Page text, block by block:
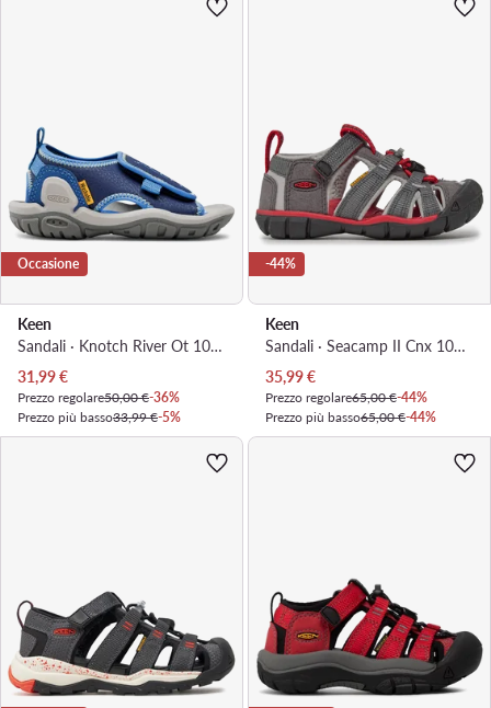
Occasione
Keen
Sandali · Knotch River Ot 1026170 · Blu
Prezzo attuale
31,99€
Prezzo regolare50,00 €-36%
Prezzo più basso33,99 €-5%
-44%
Keen
Sandali · Seacamp II Cnx 1022970 · Grigio
Prezzo attuale
35,99€
Prezzo regolare65,00 €-44%
Prezzo più basso65,00 €-44%